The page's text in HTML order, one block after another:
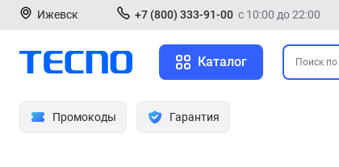
Ижевск +7 (800) 333-91-00 с 10:00 до 22:00
Каталог
Промокоды Гарантия